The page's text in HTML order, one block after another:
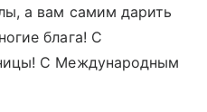
а вам самим дарить
блага! С
С Международным